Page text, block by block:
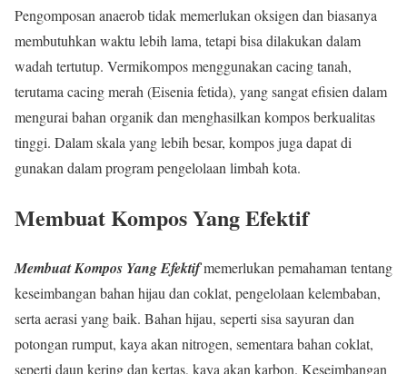
Pengomposan anaerob tidak memerlukan oksigen dan biasanya
membutuhkan waktu lebih lama, tetapi bisa dilakukan dalam
wadah tertutup. Vermikompos menggunakan cacing tanah,
terutama cacing merah (Eisenia fetida), yang sangat efisien dalam
mengurai bahan organik dan menghasilkan kompos berkualitas
tinggi. Dalam skala yang lebih besar, kompos juga dapat di
gunakan dalam program pengelolaan limbah kota.
Membuat Kompos Yang Efektif
Membuat Kompos Yang Efektifmemerlukan pemahaman tentang
keseimbangan bahan hijau dan coklat, pengelolaan kelembaban,
serta aerasi yang baik. Bahan hijau, seperti sisa sayuran dan
potongan rumput, kaya akan nitrogen, sementara bahan coklat,
seperti daun kering dan kertas, kaya akan karbon. Keseimbangan